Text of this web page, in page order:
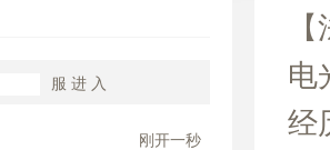
服 进 入
刚开一秒
电
经